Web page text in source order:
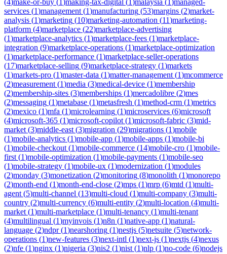
services (1)management (1)manufacturing (53)margins (2)market-
analysis (1)marketing (10)marketing-automation (11)marketing-
platform (4)marketplace (22)marketplace-advertising
(1)marketplace-analytics (1)marketplace-fees (1)marketplace-
integration (9)marketplace-operations (1)marketplace-optimization
(1)marketplace-performance (1)marketplace-seller-operations
(17)marketplace-selling (9)marketplace-strategy (1)markets
(1)markets-pro (1)master-data (1)matter-management (1)mcommerce
(2)measurement (1)media (3)medical-device (1)membership
(2)membership-sites (3)memberships (1)mercadolibre (2)mes
(2)messaging (1)metabase (1)metasfresh (1)method-crm (1)metrics
(2)mexico (1)mfa (1)microlearning (1)microservices (6)microsoft
(4)microsoft-365 (1)microsoft-copilot (1)microsoft-fabric (3)mid-
market (3)middle-east (3)migration (29)migrations (1)mobile
(1)mobile-analytics (1)mobile-app (1)mobile-apps (1)mobile-bi
(1)mobile-checkout (1)mobile-commerce (14)mobile-cro (1)mobile-
first (1)mobile-optimization (1)mobile-payments (1)mobile-seo
(1)mobile-strategy (1)mobile-ux (1)modernization (1)modules
(2)monday (3)monetization (2)monitoring (8)monolith (1)monorepo
(2)month-end (1)month-end-close (2)mps (1)mrp (6)mtd (1)multi-
agent (5)multi-channel (13)multi-cloud (1)multi-company (3)multi-
country (2)multi-currency (6)multi-entity (2)multi-location (4)multi-
market (1)multi-marketplace (1)multi-tenancy (1)multi-tenant
(4)multilingual (1)myinvois (1)n8n (1)native-app (1)natural-
language (2)ndpr(1)nearshoring (1)nestjs (5)netsuite (5)network-
operations (1)new-features (3)next-intl (1)next-js (1)nextjs (4)nexus
(2)nfe (1)nginx (1)nigeria (3)nis2 (1)nist (1)nlp (1)no-code (6)nodejs